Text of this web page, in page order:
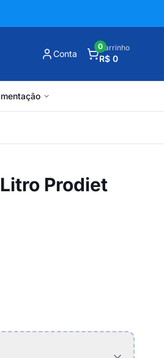
Conta
Carrinho
R$ 0
0
Prodiet